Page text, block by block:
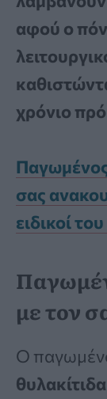
αφού ο
χρόνιο
σας
ειδικοί
με τον
Ο
θυλακίτιδα